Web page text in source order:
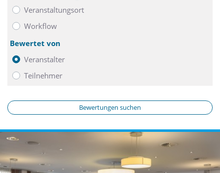
Veranstaltungsort
Workflow
Bewertet von
Veranstalter
Teilnehmer
Bewertungen suchen